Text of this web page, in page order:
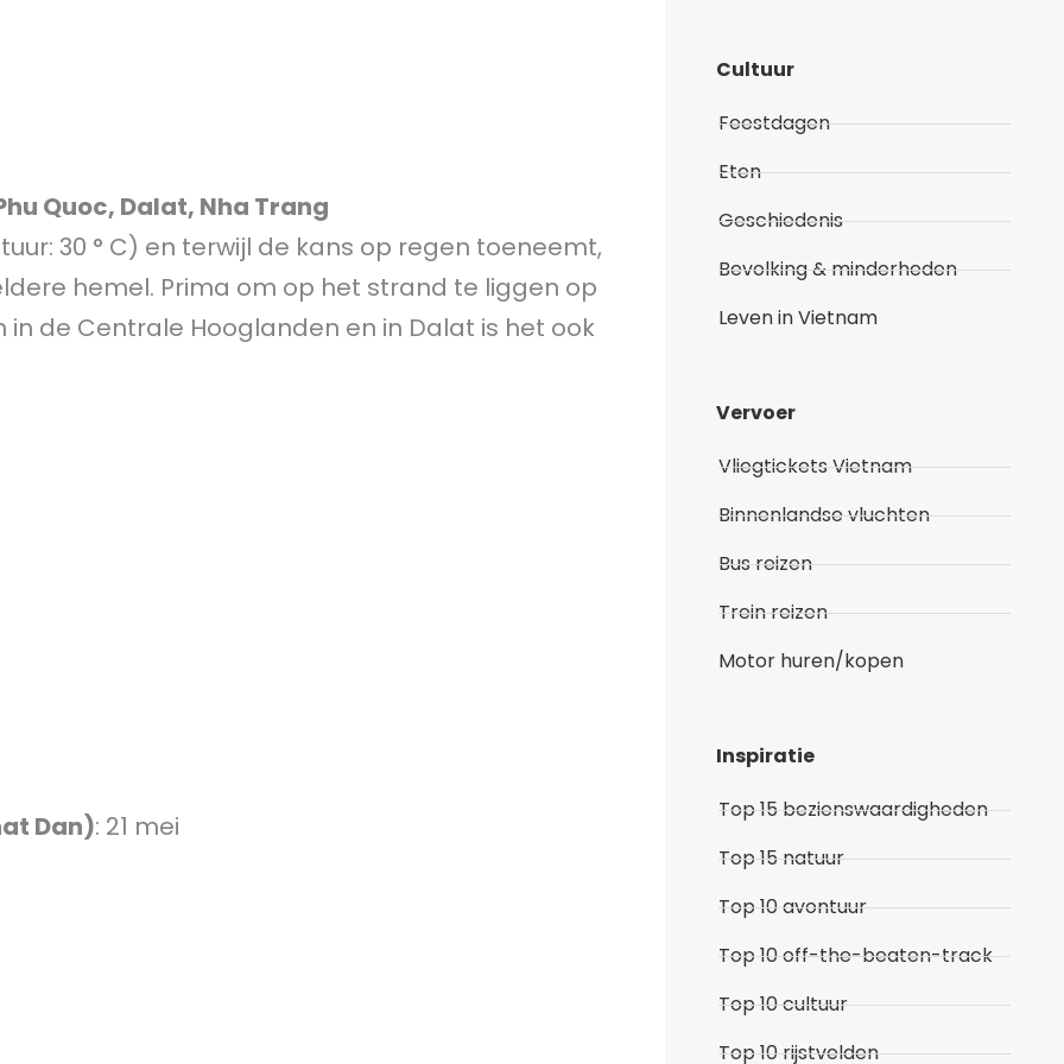
Quoc, Dalat, Nha Trang
30 ° C) en terwijl de kans op regen toeneemt,
hemel. Prima om op het strand te liggen op
in de Centrale Hooglanden en in Dalat is het ook
Dan): 21 mei
Cultuur
Feestdagen
Eten
Geschiedenis
Bevolking & minderheden
Leven in Vietnam
Vervoer
Vliegtickets Vietnam
Binnenlandse vluchten
Bus reizen
Trein reizen
Motor huren/kopen
Inspiratie
Top 15 bezienswaardigheden
Top 15 natuur
Top 10 avontuur
Top 10 off-the-beaten-track
Top 10 cultuur
Top 10 rijstvelden